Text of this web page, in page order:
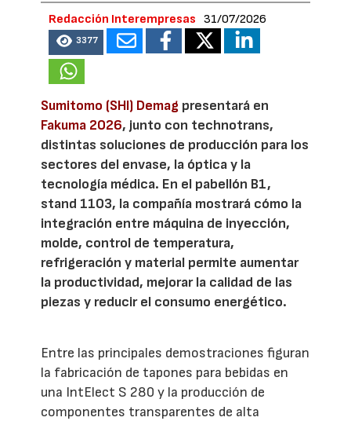
Redacción Interempresas 31/07/2026
3377
Sumitomo (SHI) Demag presentará en
Fakuma 2026, junto con technotrans,
distintas soluciones de producción para los
sectores del envase, la óptica y la
tecnología médica. En el pabellón B1,
stand 1103, la compañía mostrará cómo la
integración entre máquina de inyección,
molde, control de temperatura,
refrigeración y material permite aumentar
la productividad, mejorar la calidad de las
piezas y reducir el consumo energético.
Entre las principales demostraciones figuran
la fabricación de tapones para bebidas en
una IntElect S 280 y la producción de
componentes transparentes de alta